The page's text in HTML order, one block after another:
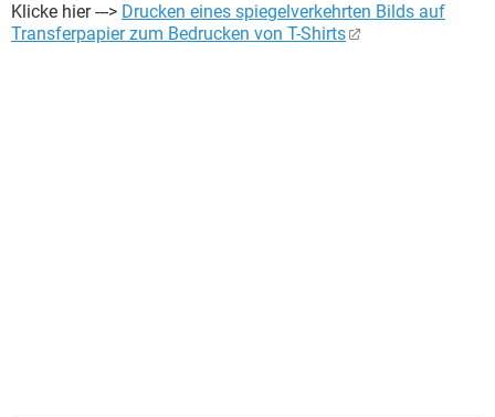
Klicke hier ---> Drucken eines spiegelverkehrten Bilds auf
Transferpapier zum Bedrucken von T-Shirts